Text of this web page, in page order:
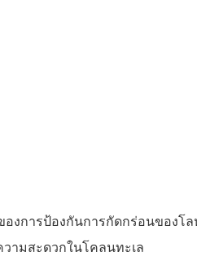
การป้องกันการกัดกร่อนของโล
วามสะดวกในโคลนทะเล